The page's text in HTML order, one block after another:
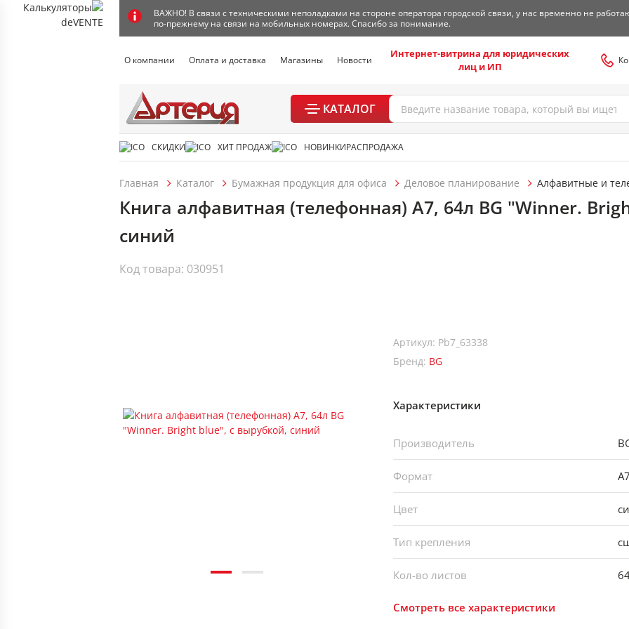
ВАЖНО! В связи с техническими неполадками на стороне оператора городской связи, у нас временно не
по-прежнему на связи на мобильных номерах. Спасибо за понимание.
О компании Оплата и доставка Магазины Новости
Интернет-витрина для юридических
лиц и ИП
КАТАЛОГ
СКИДКИ ХИТ ПРОДАЖ НОВИНКИРАСПРОДАЖА
Главная Каталог Бумажная продукция для офиса Деловое планирование Алфавитные и
Книга алфавитная (телефонная) А7, 64л BG "Winner.
синий
Код товара: 030951
Артикул: Pb7_63338
Бренд: BG
Характеристики
Производитель
Формат А7
Цвет
Тип крепления
Кол-во листов
Смотреть все характеристики